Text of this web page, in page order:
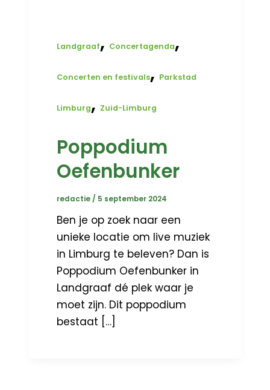
Landgraaf, Concertagenda,
Concerten en festivals, Parkstad
Limburg, Zuid-Limburg
Poppodium
Oefenbunker
redactie/ 5 september 2024
Ben je op zoek naar een
unieke locatie om live muziek
in Limburg te beleven? Dan is
Poppodium Oefenbunker in
Landgraaf dé plek waar je
moet zijn. Dit poppodium
bestaat […]